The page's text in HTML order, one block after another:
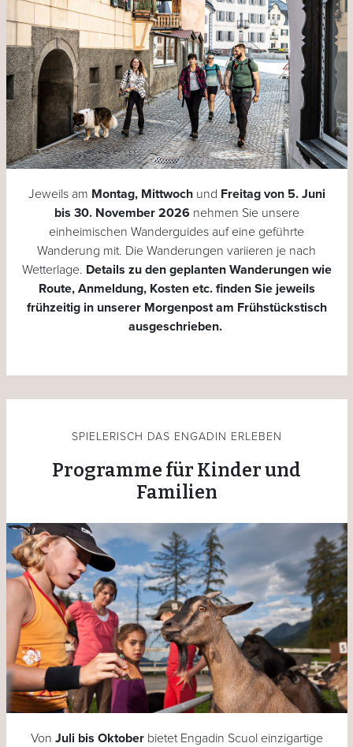
Jeweils am Montag, Mittwochund Freitag von 5. Juni
bis 30. November 2026nehmen Sie unsere
einheimischen Wanderguides auf eine geführte
Wanderung mit. Die Wanderungen variieren je nach
Wetterlage. Details zu den geplanten Wanderungen wie
Route, Anmeldung, Kosten etc. finden Sie jeweils
frühzeitig in unserer Morgenpost am Frühstückstisch
ausgeschrieben.
SPIELERISCH DAS ENGADIN ERLEBEN
Programme für Kinder und
Familien
Von Juli bis Oktoberbietet Engadin Scuol einzigartige